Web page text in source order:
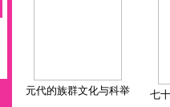
元代的族群文化与科举 七